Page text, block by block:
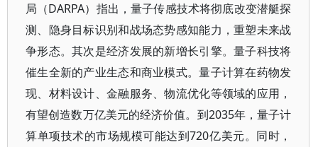
局（DARPA）指出，量子传感技术将彻底改变潜艇探
测、隐身目标识别和战场态势感知能力，重塑未来战
争形态。其次是经济发展的新增长引擎。量子科技将
催生全新的产业生态和商业模式。量子计算在药物发
现、材料设计、金融服务、物流优化等领域的应用，
有望创造数万亿美元的经济价值。到2035年，量子计
算单项技术的市场规模可能达到720亿美元。同时，